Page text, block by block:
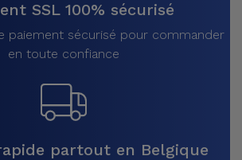
SSL 100% sécurisé
paiement sécurisé pour commander
en toute confiance
partout en Belgique